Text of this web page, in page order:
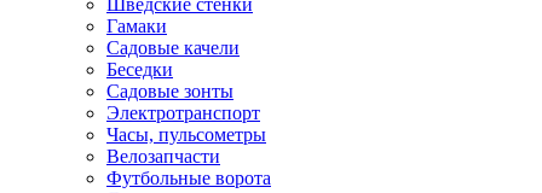
Шведские стенки
Гамаки
Садовые качели
Беседки
Садовые зонты
Электротранспорт
Часы, пульсометры
Велозапчасти
Футбольные ворота